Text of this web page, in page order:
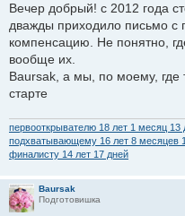
о
б
е
н
е
Вечер добрый! с 2012 года
дважды приходило письмо с
компенсацию. Не понятно,
вообще их.
Baursak, а мы, по моему,
старте
первооткрывателю 18 лет 1 месяц 13
подхватывающему 16 лет 8 месяцев
финалисту 14 лет 17 дней
Baursak
Подготовишка